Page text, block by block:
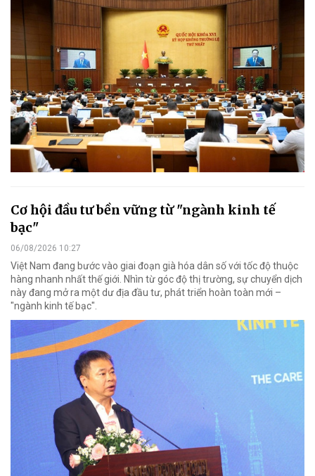
Cơ hội đầu tư bền vững từ "ngành kinh tế
bạc"
06/08/2026 10:27
Việt Nam đang bước vào giai đoạn già hóa dân số với tốc độ thuộc
hàng nhanh nhất thế giới. Nhìn từ góc độ thị trường, sự chuyển dịch
này đang mở ra một dư địa đầu tư, phát triển hoàn toàn mới –
"ngành kinh tế bạc".